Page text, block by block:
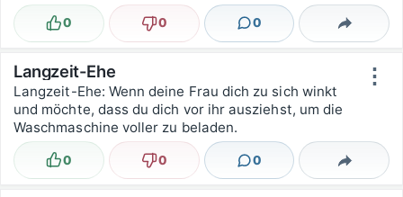
Lustig
0 Nicht lustig
0 0
Kommentare Teilen
⋮
Langzeit-Ehe
Langzeit-Ehe: Wenn deine Frau dich zu sich winkt
und möchte, dass du dich vor ihr ausziehst, um die
Waschmaschine voller zu beladen.
Lustig
0 Nicht lustig
0 0
Kommentare Teilen